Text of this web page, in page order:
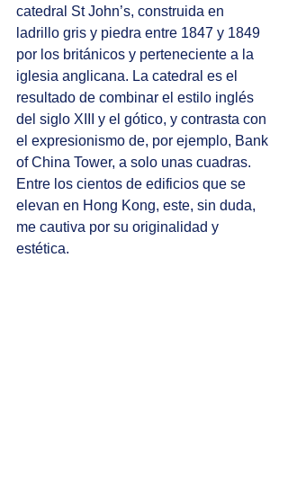
catedral St John’s, construida en
ladrillo gris y piedra entre 1847 y 1849
por los británicos y perteneciente a la
iglesia anglicana. La catedral es el
resultado de combinar el estilo inglés
del siglo XIII y el gótico, y contrasta con
el expresionismo de, por ejemplo, Bank
of China Tower, a solo unas cuadras.
Entre los cientos de edificios que se
elevan en Hong Kong, este, sin duda,
me cautiva por su originalidad y
estética.